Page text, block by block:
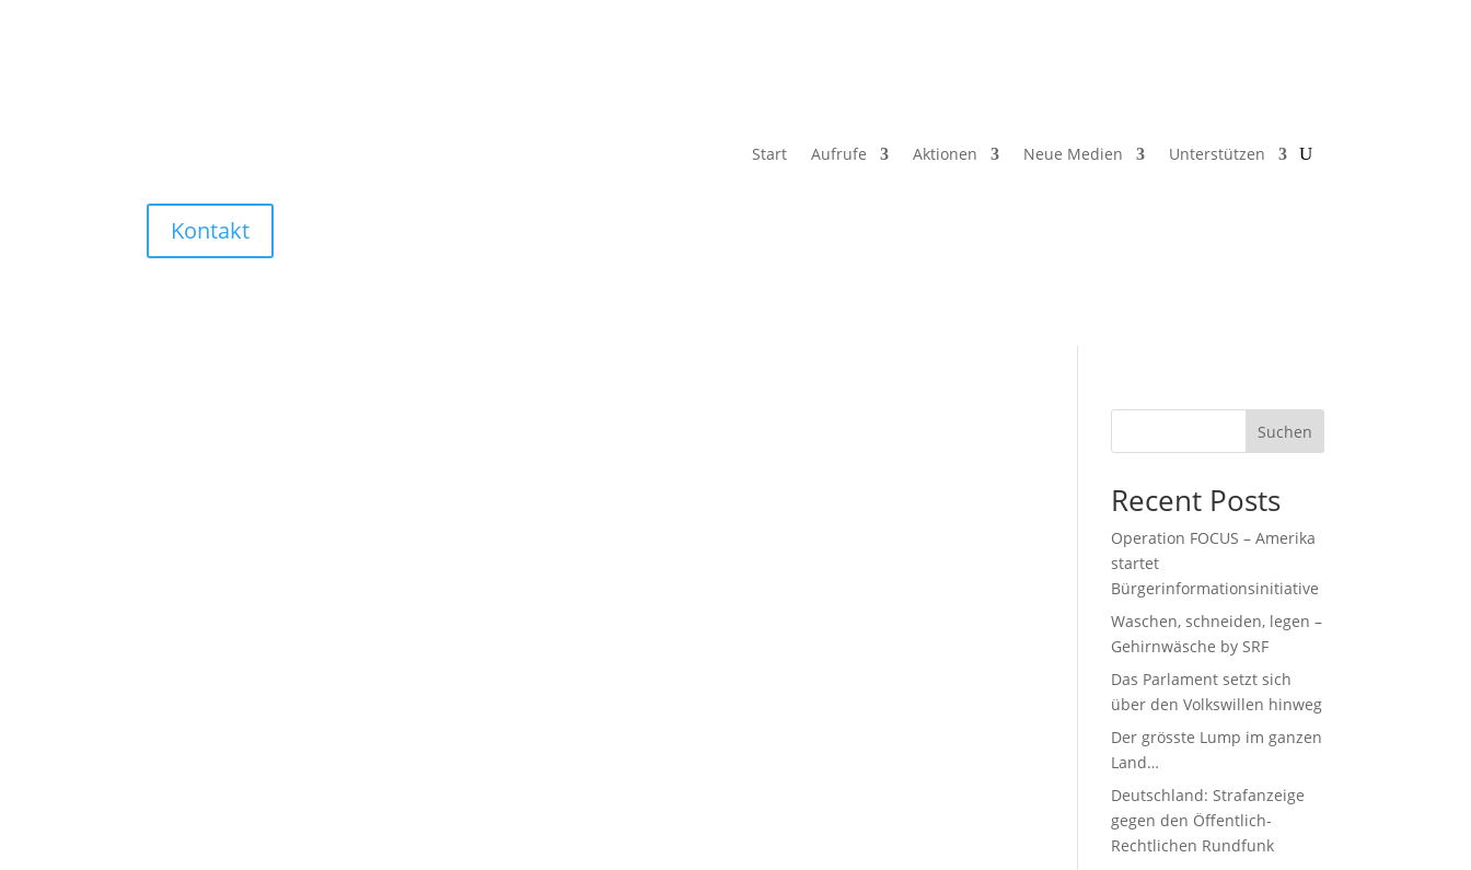
Start Aufrufe Aktionen Neue Medien Unterstützen
Kontakt
Suchen
Recent Posts
Operation FOCUS – Amerika
startet
Bürgerinformationsinitiative
Waschen, schneiden, legen –
Gehirnwäsche by SRF
Das Parlament setzt sich
über den Volkswillen hinweg
Der grösste Lump im ganzen
Land…
Deutschland: Strafanzeige
gegen den Öffentlich-
Rechtlichen Rundfunk